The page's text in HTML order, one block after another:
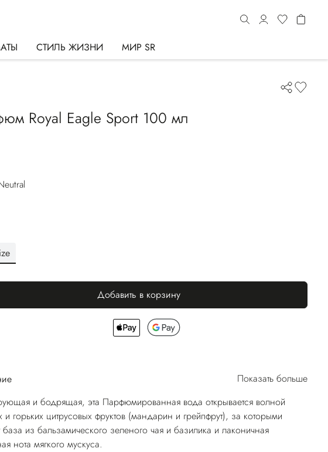
СТИЛЬ ЖИЗНИ МИР SR
Royal Eagle Sport 100 мл
neutral
Добавить в корзину
Показать больше
и бодрящая, эта Парфюмированная вода открывается волной
и горьких цитрусовых фруктов (мандарин и грейпфрут), за которыми
база из бальзамического зеленого чая и базилика и лаконичная
нота мягкого мускуса.